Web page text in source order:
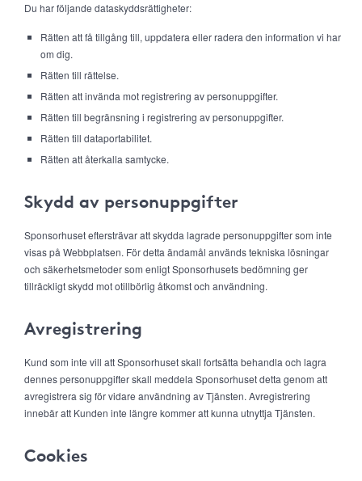
Du har följande dataskyddsrättigheter:
Rätten att få tillgång till, uppdatera eller radera den information vi har
om dig.
Rätten till rättelse.
Rätten att invända mot registrering av personuppgifter.
Rätten till begränsning i registrering av personuppgifter.
Rätten till dataportabilitet.
Rätten att återkalla samtycke.
Skydd av personuppgifter
Sponsorhuset eftersträvar att skydda lagrade personuppgifter som inte
visas på Webbplatsen. För detta ändamål används tekniska lösningar
och säkerhetsmetoder som enligt Sponsorhusets bedömning ger
tillräckligt skydd mot otillbörlig åtkomst och användning.
Avregistrering
Kund som inte vill att Sponsorhuset skall fortsätta behandla och lagra
dennes personuppgifter skall meddela Sponsorhuset detta genom att
avregistrera sig för vidare användning av Tjänsten. Avregistrering
innebär att Kunden inte längre kommer att kunna utnyttja Tjänsten.
Cookies